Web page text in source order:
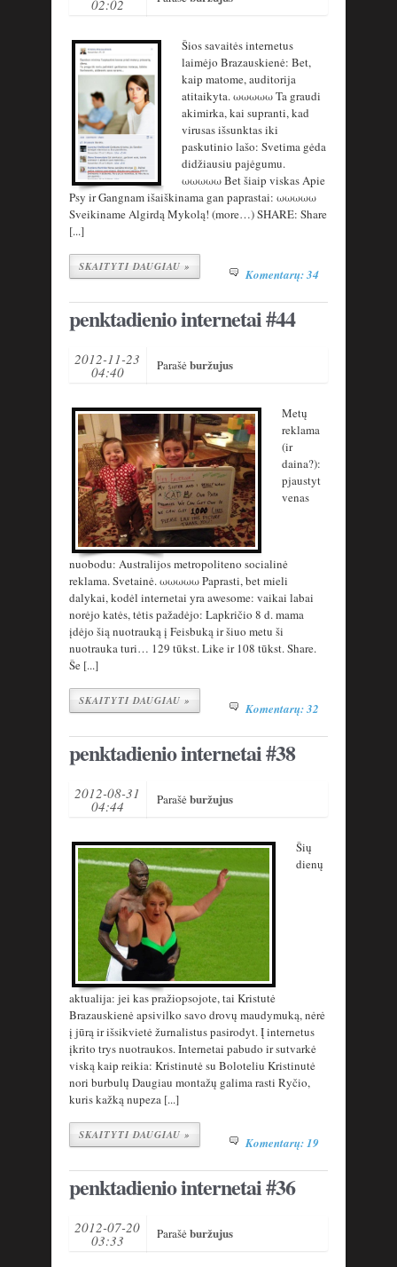
02:02
Šios savaitės internetus
laimėjo Brazauskienė: Bet,
kaip matome, auditorija
atitaikyta. ωωωωω Ta graudi
akimirka, kai supranti, kad
virusas išsunktas iki
paskutinio lašo: Svetima gėda
didžiausiu pajėgumu.
ωωωωω Bet šiaip viskas Apie
Psy ir Gangnam išaiškinama gan paprastai: ωωωωω
Sveikiname Algirdą Mykolą! (more…) SHARE: Share
[...]
SKAITYTI DAUGIAU » Komentarų: 34
penktadienio internetai #44
2012-11-23
04:40 Parašėburžujus
Metų
reklama
(ir
daina?):
pjaustyt
venas
nuobodu: Australijos metropoliteno socialinė
reklama. Svetainė. ωωωωω Paprasti, bet mieli
dalykai, kodėl internetai yra awesome: vaikai labai
norėjo katės, tėtis pažadėjo: Lapkričio 8 d. mama
įdėjo šią nuotrauką į Feisbuką ir šiuo metu ši
nuotrauka turi… 129 tūkst. Like ir 108 tūkst. Share.
Še [...]
SKAITYTI DAUGIAU » Komentarų: 32
penktadienio internetai #38
2012-08-31
04:44 Parašėburžujus
Šių
dienų
aktualija: jei kas pražiopsojote, tai Kristutė
Brazauskienė apsivilko savo drovų maudymuką, nėrė
į jūrą ir išsikvietė žurnalistus pasirodyt. Į internetus
įkrito trys nuotraukos. Internetai pabudo ir sutvarkė
viską kaip reikia: Kristinutė su Boloteliu Kristinutė
nori burbulų Daugiau montažų galima rasti Ryčio,
kuris kažką nupeza [...]
SKAITYTI DAUGIAU » Komentarų: 19
penktadienio internetai #36
2012-07-20
03:33 Parašėburžujus